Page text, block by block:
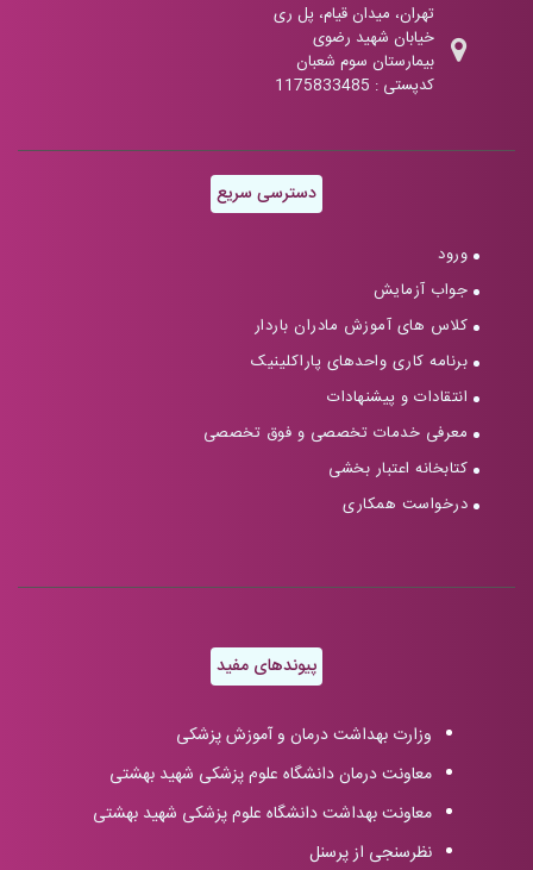
تهران، میدان قیام، پل ری
خیابان شهید رضوی
بیمارستان سوم شعبان
کدپستی : 1175833485
دسترسی سریع
ورود
جواب آزمایش
کلاس های آموزش مادران باردار
برنامه کاری واحدهای پاراکلینیک
انتقادات و پیشنهادات
معرفی خدمات تخصصی و فوق تخصصی
کتابخانه اعتبار بخشی
درخواست همکاری
پیوندهای مفید
وزارت بهداشت درمان و آموزش پزشکی
معاونت درمان دانشگاه علوم پزشکی شهید بهشتی
معاونت بهداشت دانشگاه علوم پزشکی شهید بهشتی
نظرسنجی از پرسنل